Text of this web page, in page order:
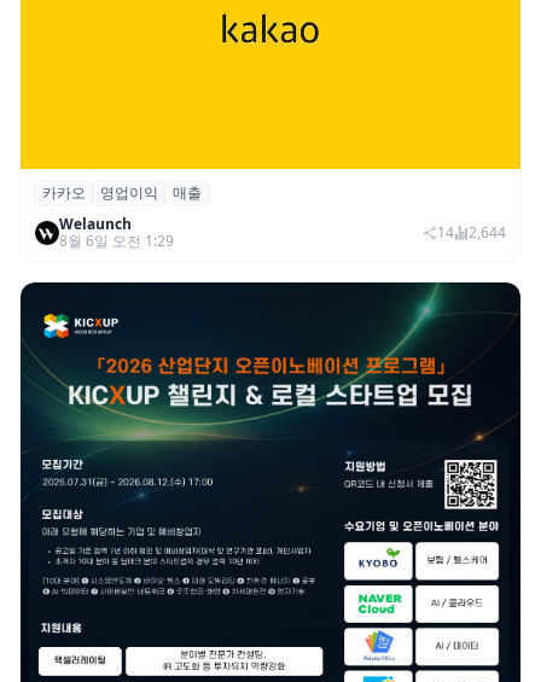
카카오, 2026년 2분기 매출 2조985억·영업
이익 2770억…역대 분기 최대
카카오 영업이익
매출
Welaunch
8월 6일 오전 1:29
14 2,644